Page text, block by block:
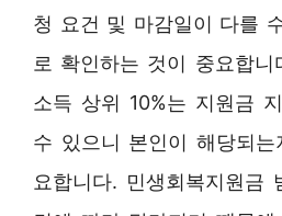
청 요건 및 마감일이 다를
로 확인하는 것이 중요합니
소득 상위 10%는 지원금
수 있으니 본인이 해당되
요합니다. 민생회복지원금